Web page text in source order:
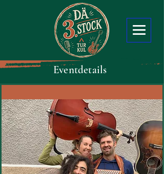
Eventdetails